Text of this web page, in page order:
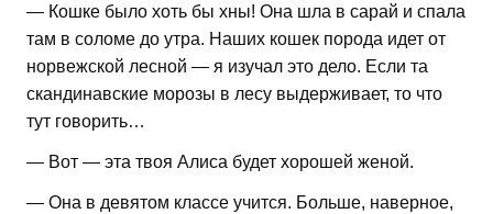
— Кошке было хоть бы хны! Она шла в сарай и спала
там в соломе до утра. Наших кошек порода идет от
норвежской лесной — я изучал это дело. Если та
скандинавские морозы в лесу выдерживает, то что
тут говорить…
— Вот — эта твоя Алиса будет хорошей женой.
— Она в девятом классе учится. Больше, наверное,